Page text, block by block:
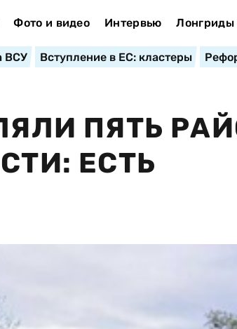
Фото и видео Интервью Лонгриды
ВСУ Вступление в ЕС: кластеры
ПЯТЬ
ЕСТЬ